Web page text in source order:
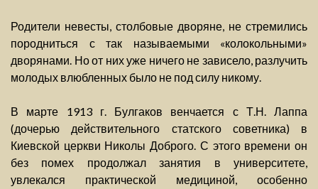
Родители невесты, столбовые дворяне, не стремились
породниться с так называемыми «колокольными»
дворянами. Но от них уже ничего не зависело, разлучить
молодых влюбленных было не под силу никому.
В марте 1913 г. Булгаков венчается с Т.Н. Лаппа
(дочерью действительного статского советника) в
Киевской церкви Николы Доброго. С этого времени он
без помех продолжал занятия в университете,
увлекался практической медициной, особенно